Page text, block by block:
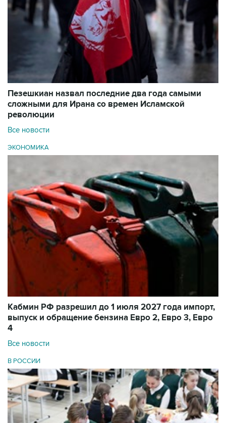
Пезешкиан назвал последние два года самыми
сложными для Ирана со времен Исламской
революции
Все новости
ЭКОНОМИКА
Кабмин РФ разрешил до 1 июля 2027 года импорт,
выпуск и обращение бензина Евро 2, Евро 3, Евро
4
Все новости
В РОССИИ